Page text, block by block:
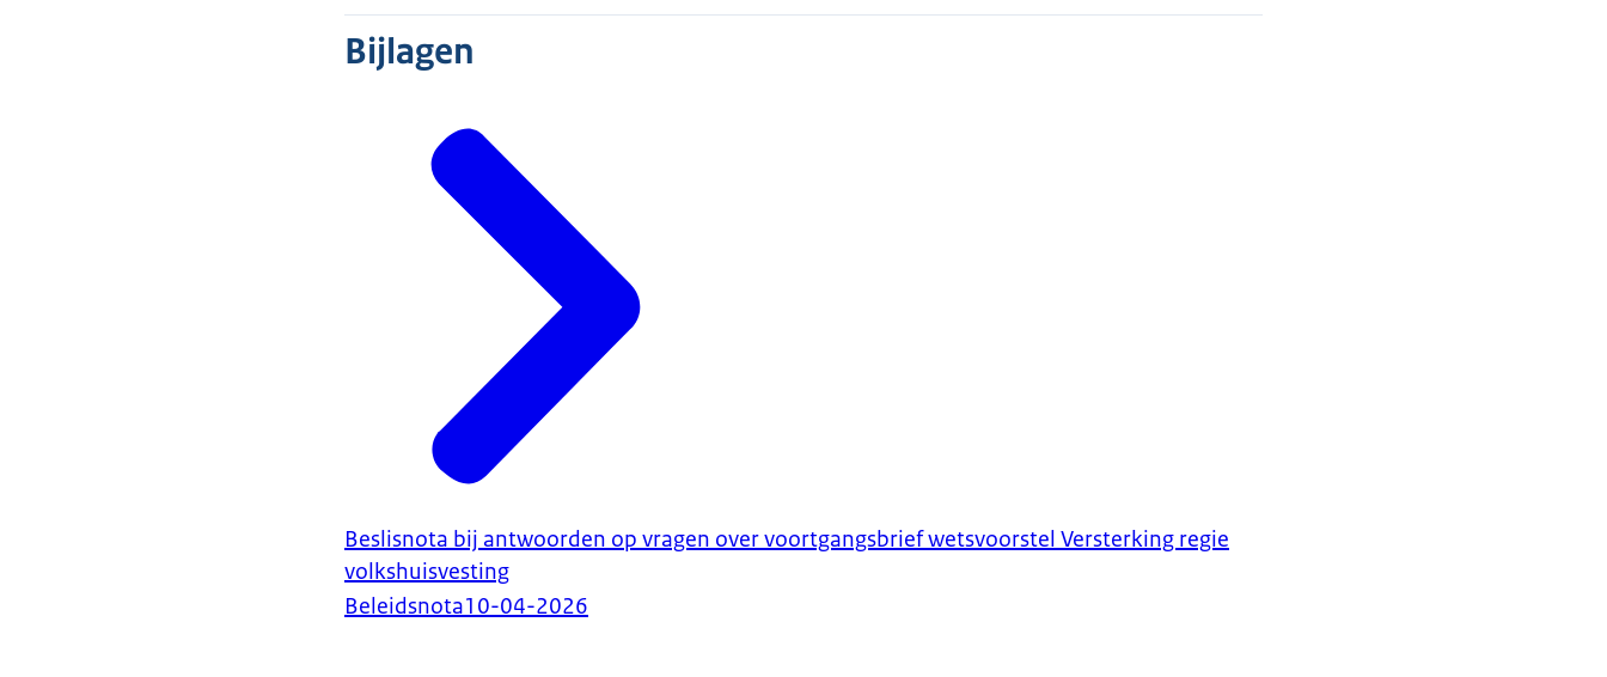
Bijlagen
Beslisnota bij antwoorden op vragen over voortgangsbrief wetsvoorstel Versterking regie
volkshuisvesting
Beleidsnota10-04-2026